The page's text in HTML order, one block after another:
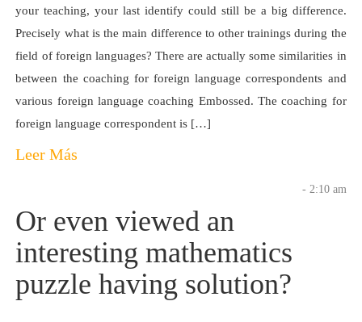
your teaching, your last identify could still be a big difference.
Precisely what is the main difference to other trainings during the
field of foreign languages? There are actually some similarities in
between the coaching for foreign language correspondents and
various foreign language coaching Embossed. The coaching for
foreign language correspondent is […]
Leer Más
- 2:10 am
Or even viewed an
interesting mathematics
puzzle having solution?